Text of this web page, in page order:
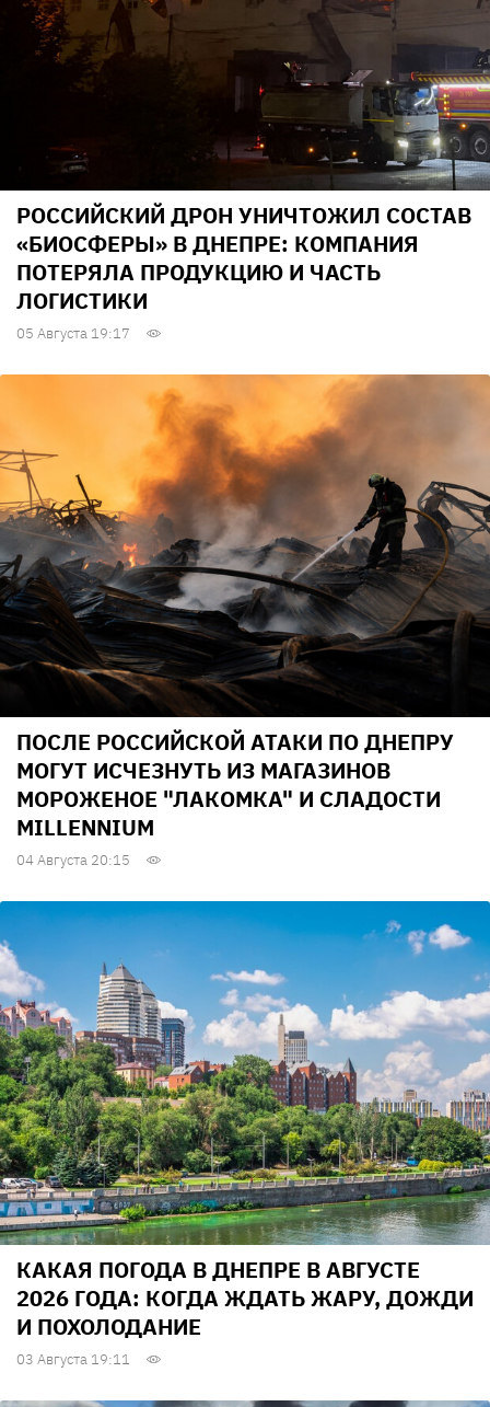
РОССИЙСКИЙ ДРОН УНИЧТОЖИЛ СОСТАВ
«БИОСФЕРЫ» В ДНЕПРЕ: КОМПАНИЯ
ПОТЕРЯЛА ПРОДУКЦИЮ И ЧАСТЬ
ЛОГИСТИКИ
05 Августа 19:17
ПОСЛЕ РОССИЙСКОЙ АТАКИ ПО ДНЕПРУ
МОГУТ ИСЧЕЗНУТЬ ИЗ МАГАЗИНОВ
МОРОЖЕНОЕ "ЛАКОМКА" И СЛАДОСТИ
MILLENNIUM
04 Августа 20:15
КАКАЯ ПОГОДА В ДНЕПРЕ В АВГУСТЕ
2026 ГОДА: КОГДА ЖДАТЬ ЖАРУ, ДОЖДИ
И ПОХОЛОДАНИЕ
03 Августа 19:11